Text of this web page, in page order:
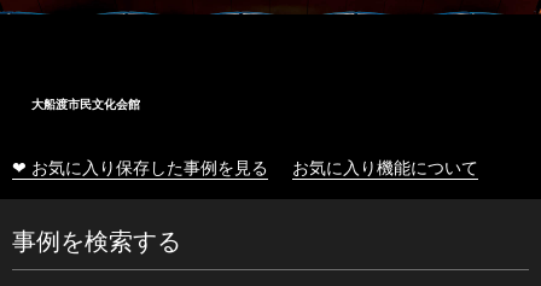
大船渡市民文化会館
❤ お気に入り保存した事例を見る お気に入り機能について
事例を検索する